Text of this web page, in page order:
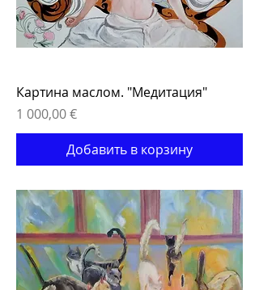
Картина маслом. "Медитация"
Цена
1 000,00 €
Добавить в корзину